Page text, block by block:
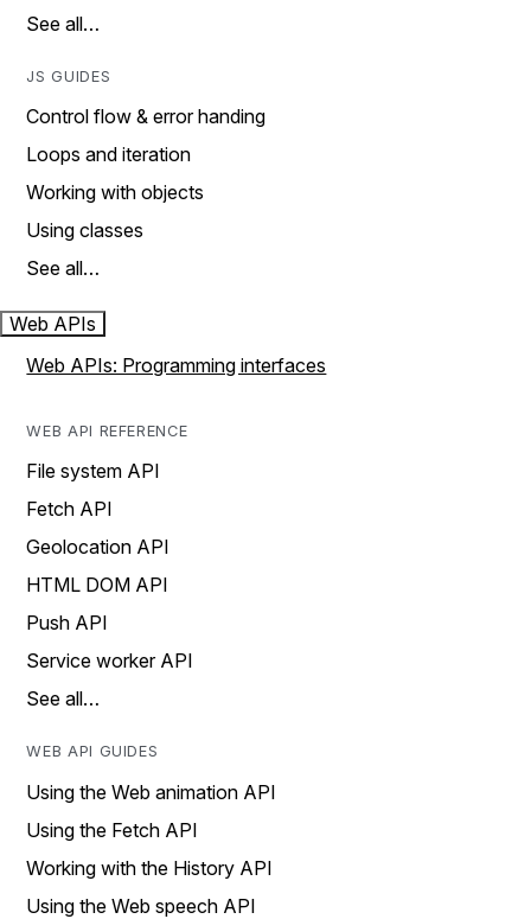
See all…
JS GUIDES
Control flow & error handing
Loops and iteration
Working with objects
Using classes
See all…
Web APIs
Web APIs: Programming interfaces
WEB API REFERENCE
File system API
Fetch API
Geolocation API
HTML DOM API
Push API
Service worker API
See all…
WEB API GUIDES
Using the Web animation API
Using the Fetch API
Working with the History API
Using the Web speech API